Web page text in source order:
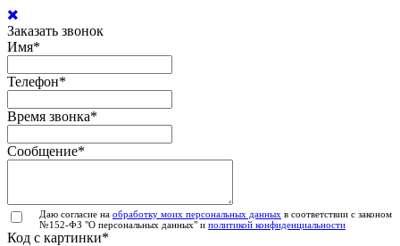
Заказать звонок
Имя*
Телефон*
Время звонка*
Сообщение*
Даю согласие на обработку моих персональных данных в соответствии с законом
№152-ФЗ "О персональных данных" и политикой конфиденциальности
Код с картинки*